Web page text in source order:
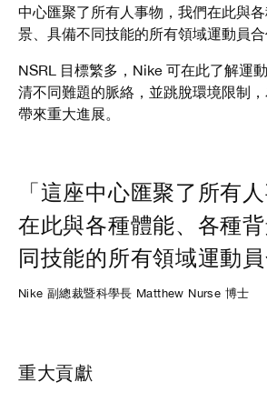
中心匯聚了所有人事物，我們在此與
景、具備不同技能的所有領域運動員合
NSRL 目標繁多，Nike 可在此了解運
清不同難題的脈絡，並跳脫環境限制
帶來重大進展。
「這座中心匯聚了所有
在此與各種體能、各種
同技能的所有領域運動員
Nike 副總裁暨科學長 Matthew Nurse 博士
重大貢獻